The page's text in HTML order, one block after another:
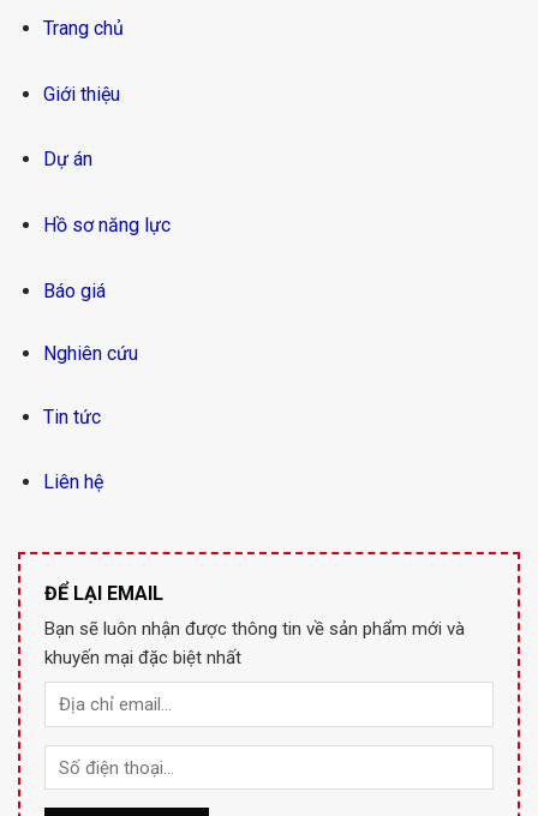
Trang chủ
Giới thiệu
Dự án
Hồ sơ năng lực
Báo giá
Nghiên cứu
Tin tức
Liên hệ
ĐỂ LẠI EMAIL
Bạn sẽ luôn nhận được thông tin về sản phẩm mới và
khuyến mại đặc biệt nhất